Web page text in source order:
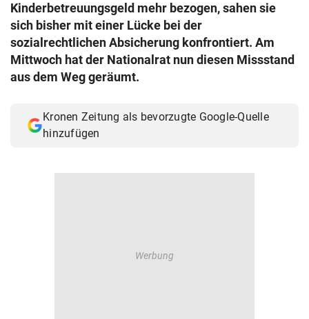
Kinderbetreuungsgeld mehr bezogen, sahen sie
sich bisher mit einer Lücke bei der
sozialrechtlichen Absicherung konfrontiert. Am
Mittwoch hat der Nationalrat nun diesen Missstand
aus dem Weg geräumt.
Kronen Zeitung als bevorzugte Google-Quelle
hinzufügen